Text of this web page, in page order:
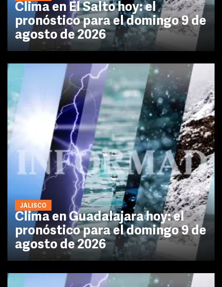
Clima en El Salto hoy: el
pronóstico para el domingo 9 de
agosto de 2026
JALISCO
Clima en Guadalajara hoy: el
pronóstico para el domingo 9 de
agosto de 2026